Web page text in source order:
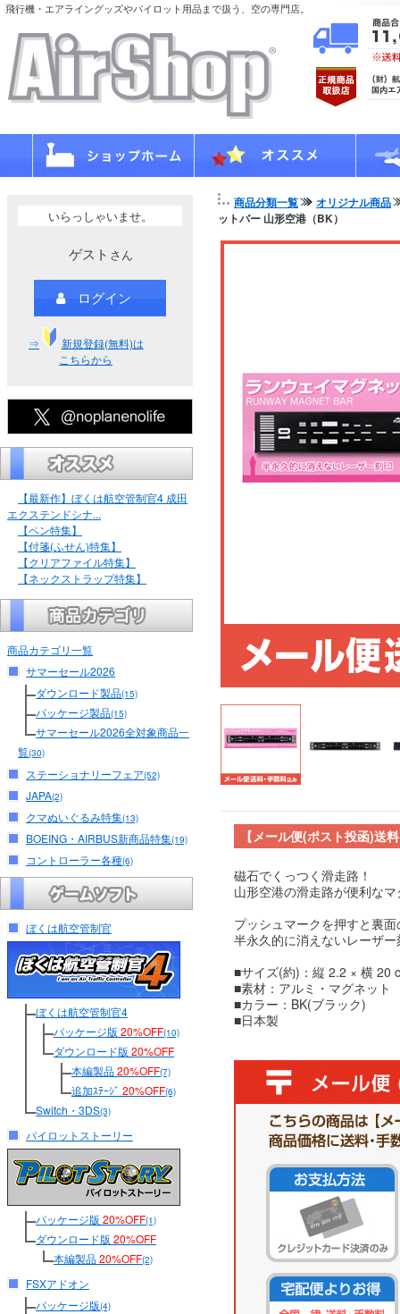
飛行機・エアライングッズやパイロット用品まで扱う、空の専門店。
いらっしゃいませ。
ゲスト さん
ログイン
⇒
新規登録(無料)は
こちらから
【最新作】ぼくは航空管制官4 成田
エクステンドシナ...
【ペン特集】
【付箋(ふせん)特集】
【クリアファイル特集】
【ネックストラップ特集】
商品カテゴリ一覧
サマーセール2026
ダウンロード製品(15)
パッケージ製品(15)
サマーセール2026全対象商品一
覧(30)
ステーショナリーフェア(52)
JAPA(2)
クマぬいぐるみ特集(13)
BOEING・AIRBUS新商品特集(19)
コントローラー各種(6)
ぼくは航空管制官
ぼくは航空管制官4
パッケージ版 20%OFF(10)
ダウンロード版 20%OFF
本編製品20%OFF(7)
追加ｽﾃｰｼﾞ 20%OFF(6)
Switch・3DS(3)
パイロットストーリー
パッケージ版 20%OFF(1)
ダウンロード版 20%OFF
本編製品20%OFF(2)
FSXアドオン
パッケージ版(4)
商品分類一覧
オリジナル商品
ットバー 山形空港（BK）
【メール便(ポスト投函)送
磁石でくっつく滑走路！
山形空港の滑走路が便利な
プッシュマークを押すと裏
半永久的に消えないレーザ
■サイズ(約)：縦 2.2 × 横 20
■素材：アルミ・マグネット
■カラー：BK(ブラック)
■日本製